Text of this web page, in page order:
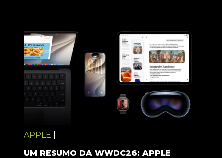
APPLE
UM RESUMO DA WWDC26: APPLE